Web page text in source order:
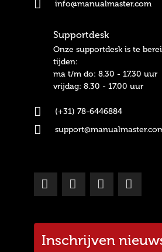
info@manualmaster.com
Supportdesk
Onze supportdesk is te
tijden:
ma t/m do: 8.30 - 17.30 uur
vrijdag: 8.30 - 17.00 uur
(+31) 78-6446884
Inschrijven